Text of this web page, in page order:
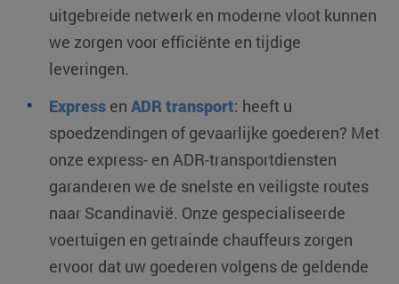
uitgebreide netwerk en moderne vloot kunnen
we zorgen voor efficiënte en tijdige
leveringen.
Express en ADR transport: heeft u
spoedzendingen of gevaarlijke goederen? Met
onze express- en ADR-transportdiensten
garanderen we de snelste en veiligste routes
naar Scandinavië. Onze gespecialiseerde
voertuigen en getrainde chauffeurs zorgen
ervoor dat uw goederen volgens de geldende